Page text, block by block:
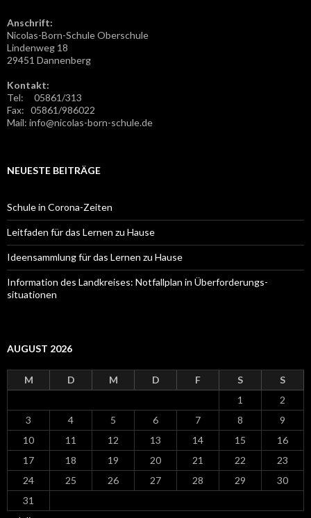
h
:
Anschrift:
Nicolas-Born-Schule Oberschule
Lindenweg 18
29451 Dannenberg
Kontakt:
Tel: 05861/313
Fax: 05861/986022
Mail: info@nicolas-born-schule.de
NEUESTE BEITRÄGE
Schule in Corona-Zeiten
Leitfaden für das Lernen zu Hause
Ideensammlung für das Lernen zu Hause
Information des Landkreises: Notfallplan in Überforderungs-
situationen
AUGUST 2026
M D M D F S
S
1
2
3
4 5 6 7 8
9
10
11 12 13 14 15
16
17
18 19 20 21 22
23
24
25 26 27 28 29
30
31